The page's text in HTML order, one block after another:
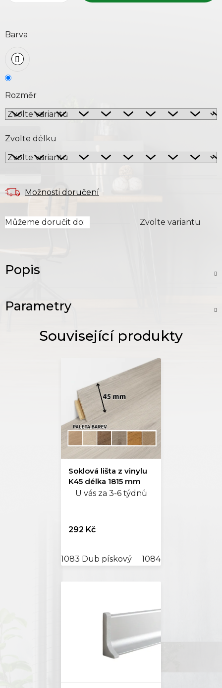
Barva
Rozměr
Zvolte délku
Můžeme doručit do: Zvolte variantu
Možnosti doručení
Popis
Parametry
Soklová lišta z vinylu
K45 délka 1815 mm
U vás za 3-6 týdnů
292 Kč
1083 Dub pískový 1084 Dub vápněný